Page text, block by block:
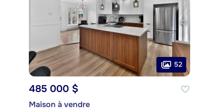
52
485 000 $
Maison à vendre